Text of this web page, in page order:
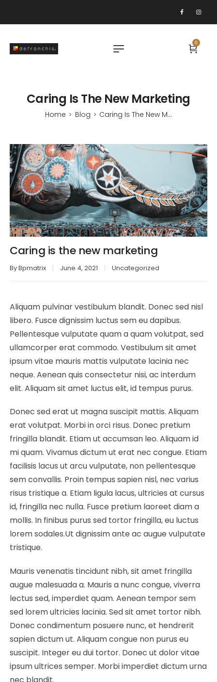
0
Caring Is The New Marketing
Home > Blog > Caring Is The New Marketing
Caring is the new marketing
ByBpmatrix June 4, 2021 Uncategorized
Aliquam pulvinar vestibulum blandit. Donec sed nisl
libero. Fusce dignissim luctus sem eu dapibus.
Pellentesque vulputate quam a quam volutpat, sed
ullamcorper erat commodo. Vestibulum sit amet
ipsum vitae mauris mattis vulputate lacinia nec
neque. Aenean quis consectetur nisi, ac interdum
elit. Aliquam sit amet luctus elit, id tempus purus.
Donec sed erat ut magna suscipit mattis. Aliquam
erat volutpat. Morbi in orci risus. Donec pretium
fringilla blandit. Etiam ut accumsan leo. Aliquam id
mi quam. Vivamus dictum ut erat nec congue. Etiam
facilisis lacus ut arcu vulputate, non pellentesque
sem convallis. Proin tempus sapien nisl, nec varius
risus tristique a. Etiam ligula lacus, ultricies at cursus
id, fringilla nec nulla. Fusce pretium laoreet diam a
mollis. In finibus purus sed tortor fringilla, eu luctus
lorem sodales.Ut dignissim ante ac augue vulputate
tristique.
Mauris venenatis tincidunt nibh, sit amet fringilla
augue malesuada a. Mauris a nunc congue, viverra
lectus sed, imperdiet quam. Aenean tempor sem
sed lorem ultricies lacinia. Sed sit amet tortor nibh.
Donec condimentum posuere nunc, et hendrerit
sapien dictum ut. Aliquam congue non purus eu
suscipit. Integer eu dui tortor. Donec ut dolor vitae
ipsum ultrices semper. Morbi imperdiet dictum urna